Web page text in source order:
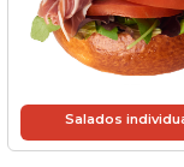
Salados